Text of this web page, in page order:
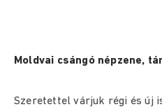
Moldvai csángó népzene,
Szeretettel várjuk régi és új